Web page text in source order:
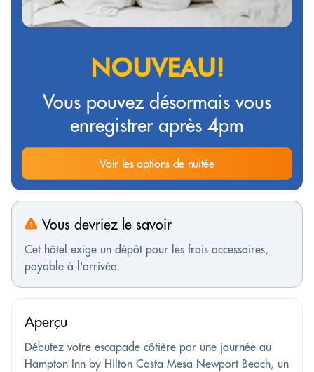
NOUVEAU!
Vous pouvez désormais vous
enregistrer après 4pm
Voir les options de nuitée
Vous devriez le savoir
Cet hôtel exige un dépôt pour les frais accessoires,
payable à l'arrivée.
Aperçu
Débutez votre escapade côtière par une journée au
Hampton Inn by Hilton Costa Mesa Newport Beach, un